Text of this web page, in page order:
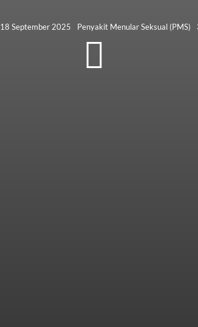
18 September 2025 Penyakit Menular Seksual (PMS)